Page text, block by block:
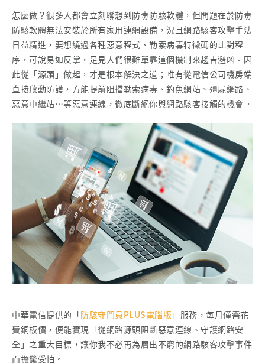
怎麼做？很多人都會立刻聯想到防毒防駭軟體，但問題在於防毒
防駭軟體無法安裝於所有家用連網設備，況且網路駭客攻擊手法
日益精進，要想繞過各種惡意程式、勒索病毒特徵碼的比對程
序，可說易如反掌，足見人們很難單靠這個機制來趨吉避凶。因
此從「源頭」做起，才是根本解決之道；唯有從電信公司機房端
直接啟動防護，方能提前阻擋勒索病毒、釣魚網站、殭屍網路、
惡意中繼站…等惡意連線，徹底斷絕你與網路駭客接觸的機會。
中華電信提供的「防駭守門員PLUS電腦版 」服務，每月僅需花
費銅板價，便能實現「從網路源頭阻斷惡意連線、守護網路安
全」之重大目標，讓你我不必再為層出不窮的網路駭客攻擊事件
而擔驚受怕。